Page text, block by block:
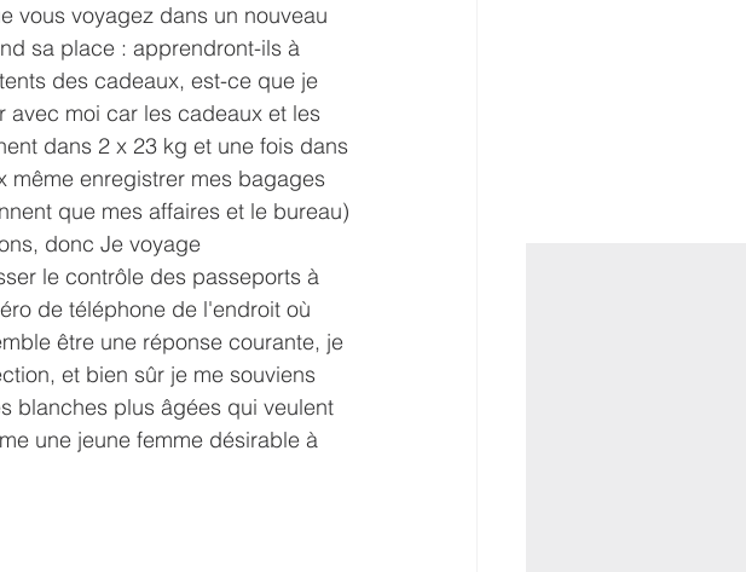
vous voyagez dans un nouveau
sa place : apprendront-ils à
des cadeaux, est-ce que je
avec moi car les cadeaux et les
dans 2 x 23 kg et une fois dans
même enregistrer mes bagages
que mes affaires et le bureau)
donc Je voyage
le contrôle des passeports à
de téléphone de l'endroit où
être une réponse courante, je
et bien sûr je me souviens
blanches plus âgées qui veulent
une jeune femme désirable à